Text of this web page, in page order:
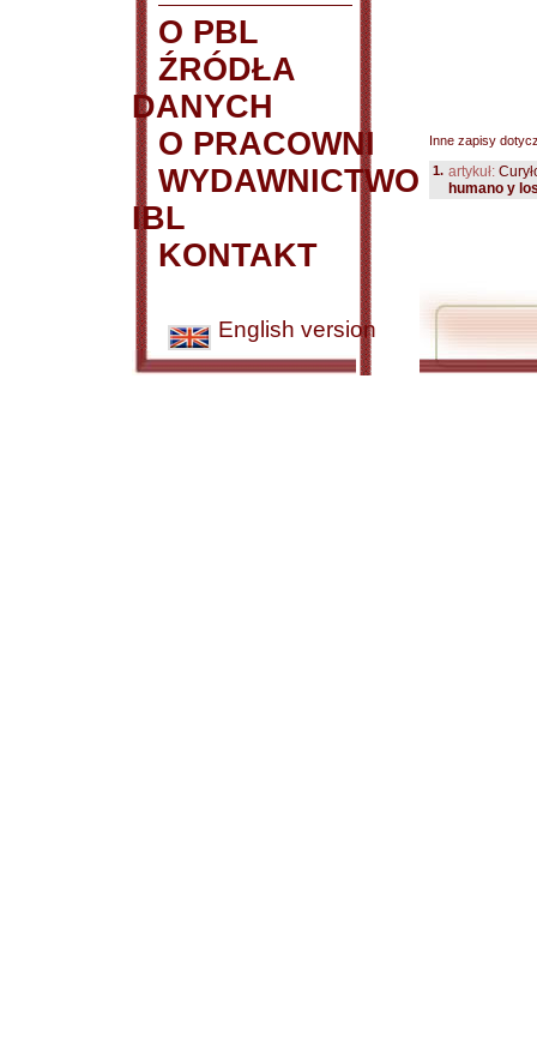
O PBL
ŹRÓDŁA
DANYCH
O PRACOWNI
WYDAWNICTWO
IBL
KONTAKT
English version
Inne zapisy
1. artykuł:
humano y